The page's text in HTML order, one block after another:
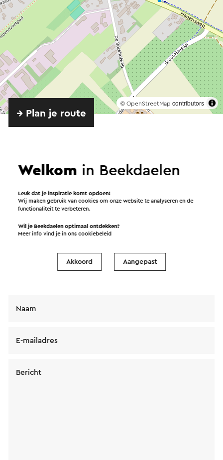
© OpenStreetMap contributors
→ Plan je route
Verstuur een e-mail
vergaderbeleving de Reusch. Je bericht wordt na
jouw persoonsgegevens omgaat.
Naam
E-mailadres
Bericht
Welkom in Beekdaelen
Leuk dat je inspiratie komt opdoen!
Wij maken gebruik van cookies om onze website te analyseren en de
functionaliteit te verbeteren.
Wil je Beekdaelen optimaal ontdekken?
Meer info vind je in onscookiebeleid
Akkoord Aangepast